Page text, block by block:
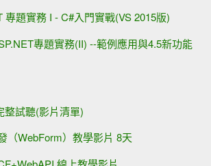
專題實務 I - C#入門實戰(VS 2015版)
專題實務(II) --範例應用與4.5新功能
整試聽(影片清單)
（WebForm）教學影片 8天